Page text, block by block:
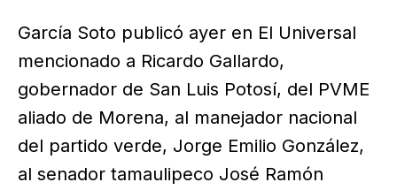
García Soto publicó ayer en El Universal
mencionado a Ricardo Gallardo,
gobernador de San Luis Potosí, del PVME
aliado de Morena, al manejador nacional
del partido verde, Jorge Emilio González,
al senador tamaulipeco José Ramón